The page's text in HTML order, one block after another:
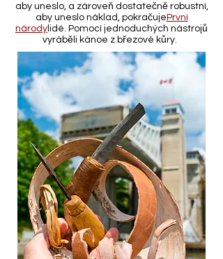
aby uneslo, a zároveň dostatečně robustní,
aby uneslo náklad, pokračuje První
národy lidé. Pomocí jednoduchých nástrojů
vyráběli kánoe z březové kůry.